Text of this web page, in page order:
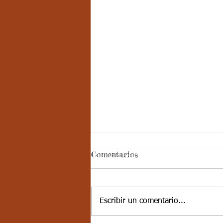
Semana 20, Castellano -
Aspectos curriculares del
3periodo. G2
se va a trabajar durante el
periodo, además deben
Comentarios
Escribir un comentario...